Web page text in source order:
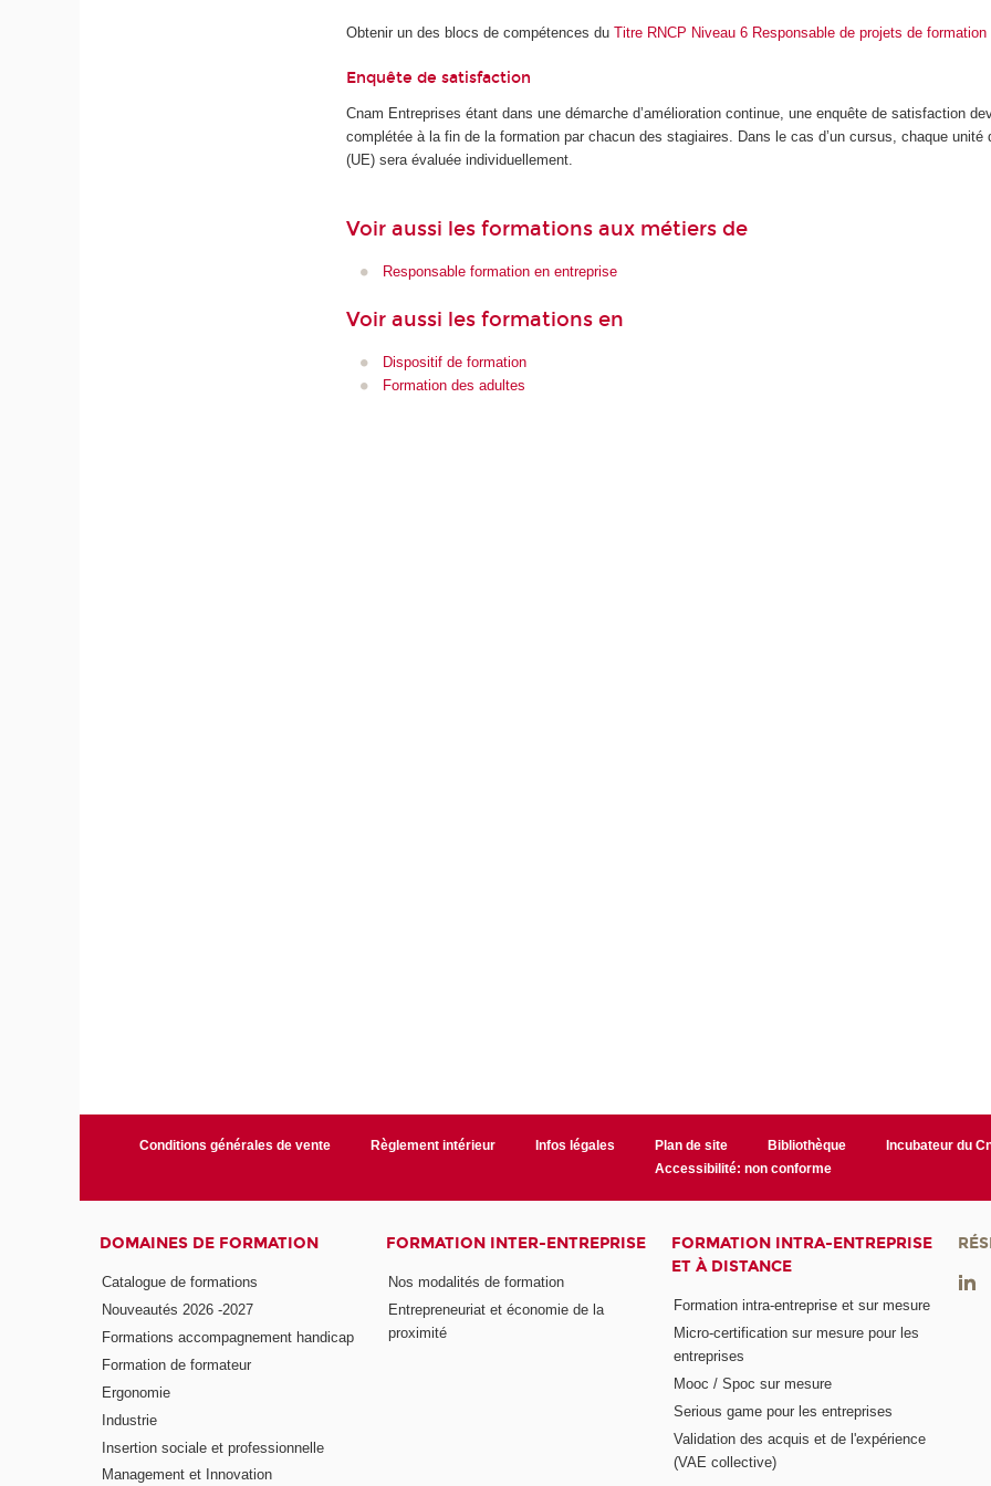
Obtenir un des blocs de compétences duTitre RNCP Niveau 6 Responsable de projets de formation
Enquête de satisfaction
Cnam Entreprises étant dans une démarche d’amélioration continue, une enquête de satisfaction
complétée à la fin de la formation par chacun des stagiaires. Dans le cas d’un cursus, chaque unité
(UE) sera évaluée individuellement.
Voir aussi les formations aux métiers de
Responsable formation en entreprise
Voir aussi les formations en
Dispositif de formation
Formation des adultes
Conditions générales de vente Règlement intérieur Infos légales Plan de site Bibliothèque
Incubateur du
Accessibilité: non conforme
DOMAINES DE FORMATION
Catalogue de formations
Nouveautés 2026 -2027
Formations accompagnement handicap
Formation de formateur
Ergonomie
Industrie
Insertion sociale et professionnelle
Management et Innovation
FORMATION INTER-ENTREPRISE
Nos modalités de formation
Entrepreneuriat et économie de la
proximité
FORMATION INTRA-ENTREPRISE
ET À DISTANCE
Formation intra-entreprise et sur mesure
Micro-certification sur mesure pour les
entreprises
Mooc / Spoc sur mesure
Serious game pour les entreprises
Validation des acquis et de l'expérience
(VAE collective)